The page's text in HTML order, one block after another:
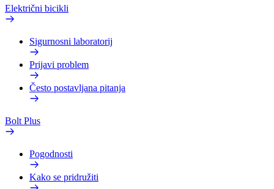
Električni bicikli
Sigurnosni laboratorij
Prijavi problem
Često postavljana pitanja
Bolt Plus
Pogodnosti
Kako se pridružiti